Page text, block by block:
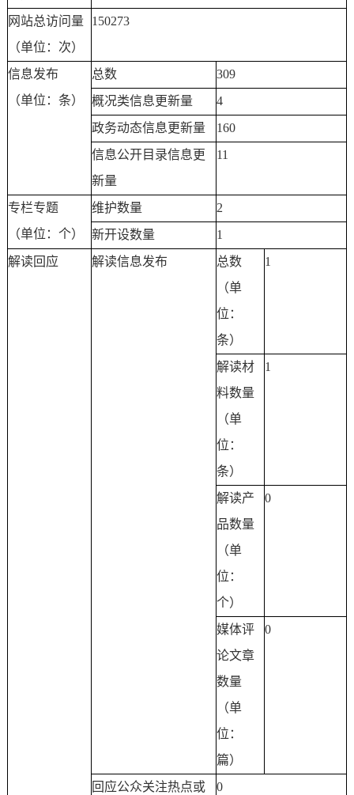
网站总访问量
（单位：次）
150273
信息发布
（单位：条）
总数
309
概况类信息更新量
4
政务动态信息更新量
160
信息公开目录信息更
新量
11
专栏专题
（单位：个）
维护数量
2
新开设数量
1
解读回应
解读信息发布
总数
（单
位：
条）
1
解读材
料数量
（单
位：
条）
1
解读产
品数量
（单
位：
个）
0
媒体评
论文章
数量
（单
位：
篇）
0
回应公众关注热点或
0